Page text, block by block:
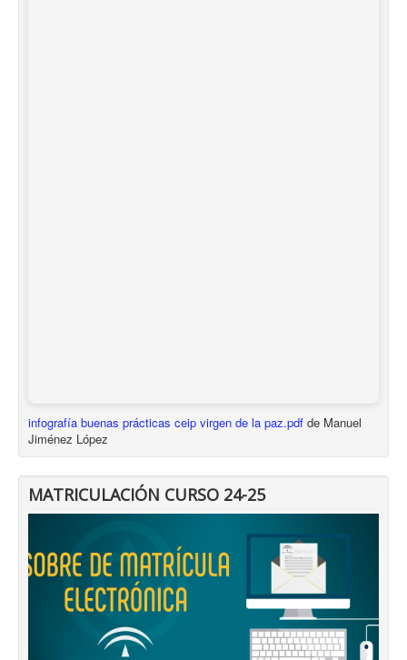
infografía buenas prácticas ceip virgen de la paz.pdf de Manuel
Jiménez López
MATRICULACIÓN CURSO 24-25